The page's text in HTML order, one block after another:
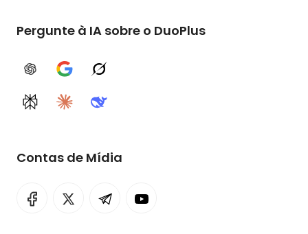
Pergunte à IA sobre o DuoPlus
ChatGPTGoogle AIGrok
PerplexityClaudeDeepSeek
Contas de Mídia